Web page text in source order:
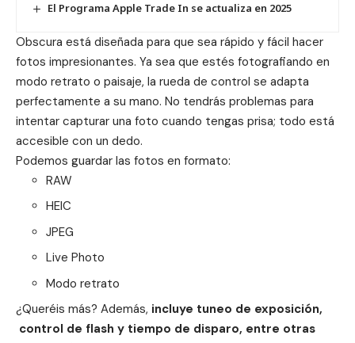
El Programa Apple Trade In se actualiza en 2025
Obscura está diseñada para que sea rápido y fácil hacer
fotos impresionantes. Ya sea que estés fotografiando en
modo retrato o paisaje, la rueda de control se adapta
perfectamente a su mano. No tendrás problemas para
intentar capturar una foto cuando tengas prisa; todo está
accesible con un dedo.
Podemos guardar las fotos en formato:
RAW
HEIC
JPEG
Live Photo
Modo retrato
¿Queréis más? Además, incluye tuneo de exposición,
control de flash y tiempo de disparo, entre otras